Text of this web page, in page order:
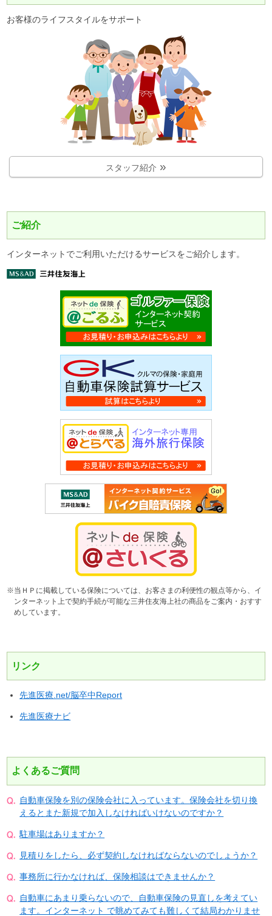
お客様のライフスタイルをサポート
スタッフ紹介
ご紹介
インターネットでご利用いただけるサービスをご紹介します。
※当ＨＰに掲載している保険については、お客さまの利便性の観点等から、イ
ンターネット上で契約手続が可能な三井住友海上社の商品をご案内・おすす
めしています。
リンク
先進医療.net/脳卒中Report
先進医療ナビ
よくあるご質問
自動車保険を別の保険会社に入っています。保険会社を切り換
えるとまた新規で加入しなければいけないのですか？
駐車場はありますか？
見積りをしたら、必ず契約しなければならないのでしょうか？
事務所に行かなければ、保険相談はできませんか？
自動車にあまり乗らないので、自動車保険の見直しを考えてい
ます。インターネット で眺めてみても難しくて結局わかりませ